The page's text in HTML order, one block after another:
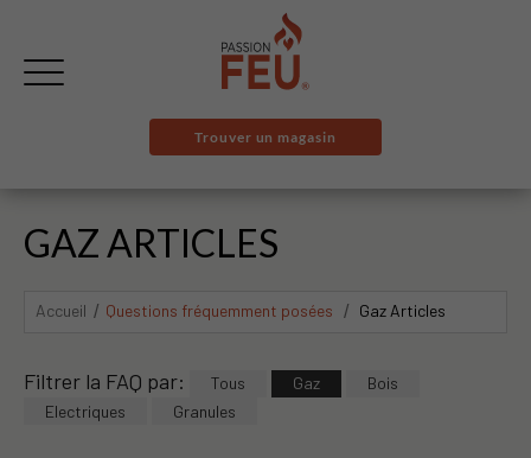
Trouver un magasin
GAZ ARTICLES
Accueil Questions fréquemment posées Gaz Articles
Filtrer la FAQ par: Tous Gaz
Bois
Electriques
Granules